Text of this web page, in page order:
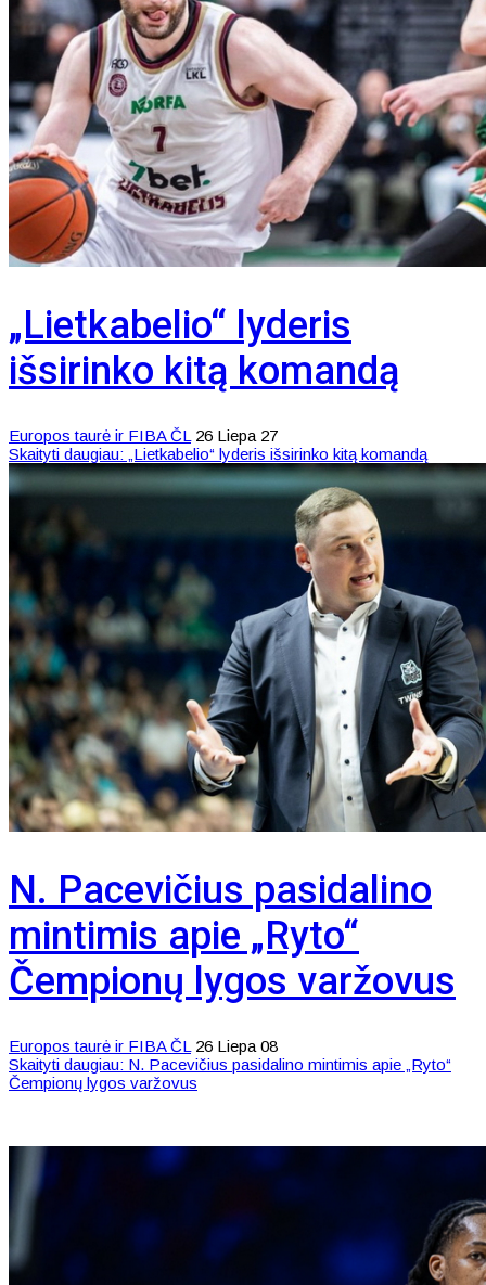
„Lietkabelio“ lyderis
išsirinko kitą komandą
Europos taurė ir FIBA ČL 26 Liepa 27
Skaityti daugiau: „Lietkabelio“ lyderis išsirinko kitą komandą
N. Pacevičius pasidalino
mintimis apie „Ryto“
Čempionų lygos varžovus
Europos taurė ir FIBA ČL 26 Liepa 08
Skaityti daugiau: N. Pacevičius pasidalino mintimis apie „Ryto“
Čempionų lygos varžovus